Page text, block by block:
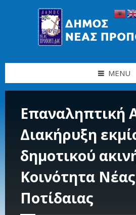
MENU
Επαναληπτική
Διακήρυξη
δημοτικού
Κοινότητα Νέας
Ποτίδαιας